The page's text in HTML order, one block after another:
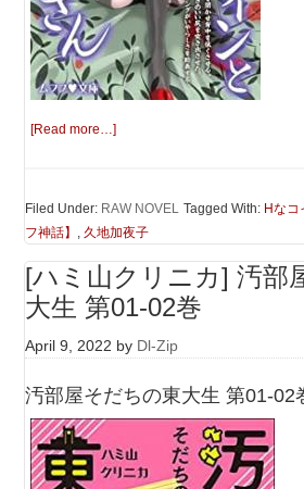
[Read more…]
Filed Under: RAW NOVEL Tagged With: Hなコ
フ神話】 , 久地加夜子
[ハミ山クリニカ] 汚部
大生 第01-02巻
April 9, 2022 by Dl-Zip
汚部屋そだちの東大生 第01-02